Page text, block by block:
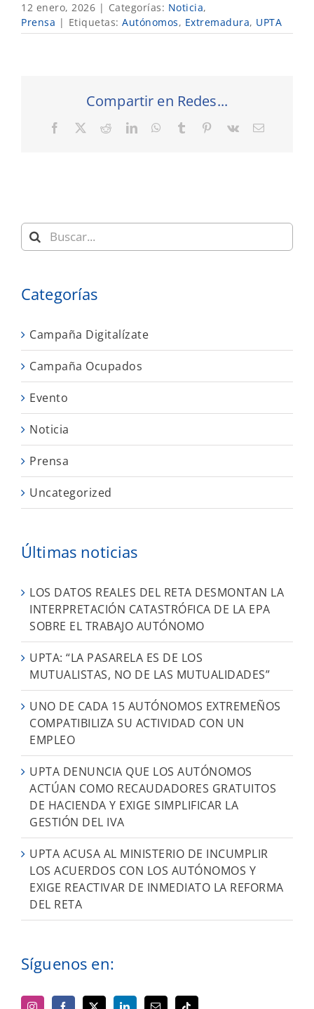
12 enero, 2026 | Categorías: Noticia,
Prensa | Etiquetas: Autónomos, Extremadura, UPTA
Compartir en Redes...
Facebook RedditLinkedInWhatsApp
Tumblr Pinterest
Vk
Correo
Buscar:
Categorías
Campaña Digitalízate
Campaña Ocupados
Evento
Noticia
Prensa
Uncategorized
Últimas noticias
LOS DATOS REALES DEL RETA DESMONTAN LA
INTERPRETACIÓN CATASTRÓFICA DE LA EPA
SOBRE EL TRABAJO AUTÓNOMO
UPTA: “LA PASARELA ES DE LOS
MUTUALISTAS, NO DE LAS MUTUALIDADES”
UNO DE CADA 15 AUTÓNOMOS EXTREMEÑOS
COMPATIBILIZA SU ACTIVIDAD CON UN
EMPLEO
UPTA DENUNCIA QUE LOS AUTÓNOMOS
ACTÚAN COMO RECAUDADORES GRATUITOS
DE HACIENDA Y EXIGE SIMPLIFICAR LA
GESTIÓN DEL IVA
UPTA ACUSA AL MINISTERIO DE INCUMPLIR
LOS ACUERDOS CON LOS AUTÓNOMOS Y
EXIGE REACTIVAR DE INMEDIATO LA REFORMA
DEL RETA
Síguenos en: